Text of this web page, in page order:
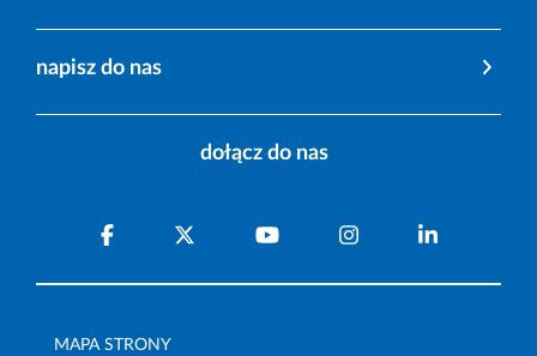
napisz do nas
dołącz do nas
MAPA STRONY